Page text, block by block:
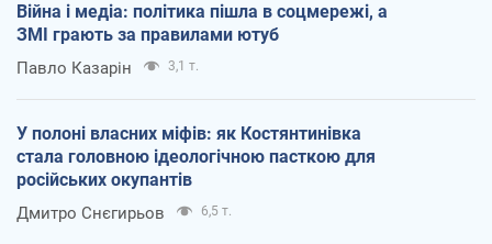
Війна і медіа: політика пішла в соцмережі, а
ЗМІ грають за правилами ютуб
Павло Казарін 3,1 т.
У полоні власних міфів: як Костянтинівка
стала головною ідеологічною пасткою для
російських окупантів
Дмитро Снєгирьов 6,5 т.